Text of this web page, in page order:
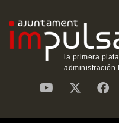
la primera
administración